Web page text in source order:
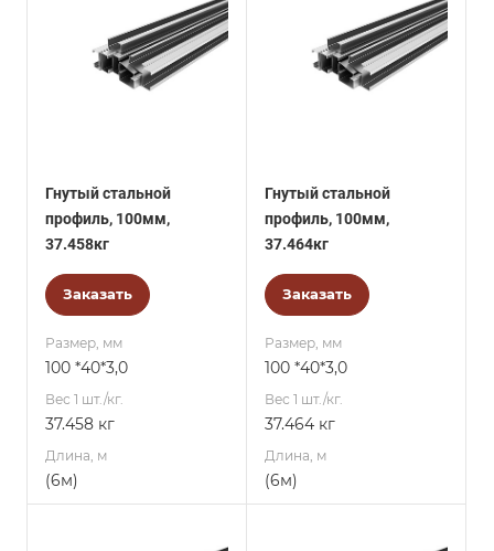
Гнутый стальной
профиль, 100мм,
37.458кг
Заказать
Размер, мм
100 *40*3,0
Вес 1 шт./кг.
37.458 кг
Длина, м
(6м)
Гнутый стальной
профиль, 100мм,
37.464кг
Заказать
Размер, мм
100 *40*3,0
Вес 1 шт./кг.
37.464 кг
Длина, м
(6м)